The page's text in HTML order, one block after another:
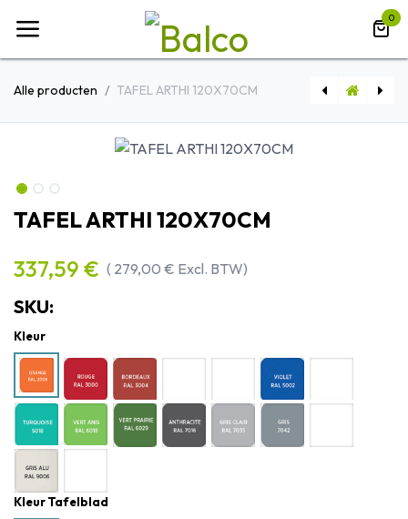
0
Alle producten TAFEL ARTHI 120X70CM
TAFEL ARTHI 120X70CM
337,59 € ( 279,00 € Excl. BTW)
SKU:
Kleur
Kleur Tafelblad